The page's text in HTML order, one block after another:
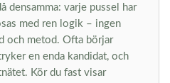
densamma: varje pussel har
med ren logik – ingen
och metod. Ofta börjar
en enda kandidat, och
Kör du fast visar